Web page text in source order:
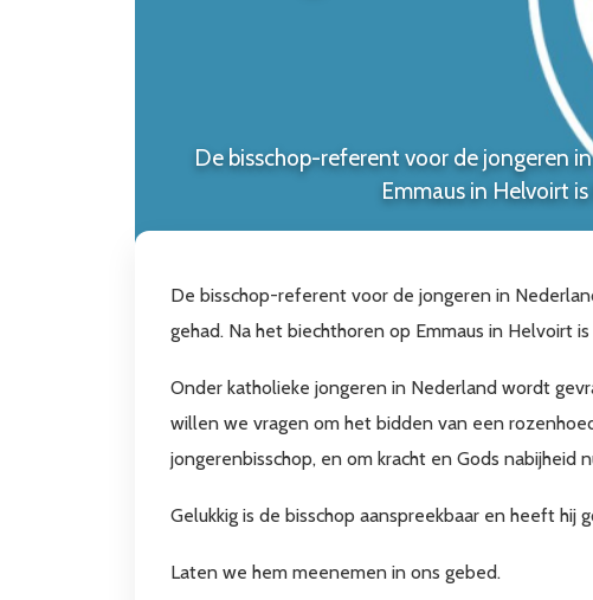
De bisschop-referent voor de jongeren
Emmaus in Helvoirt
De bisschop-referent voor de jongeren in
gehad. Na het biechthoren op Emmaus in Helvoirt
Onder katholieke jongeren in Nederland wordt
willen we vragen om het bidden van een
jongerenbisschop, en om kracht en Gods nabijheid
Gelukkig is de bisschop aanspreekbaar en heeft
Laten we hem meenemen in ons gebed.